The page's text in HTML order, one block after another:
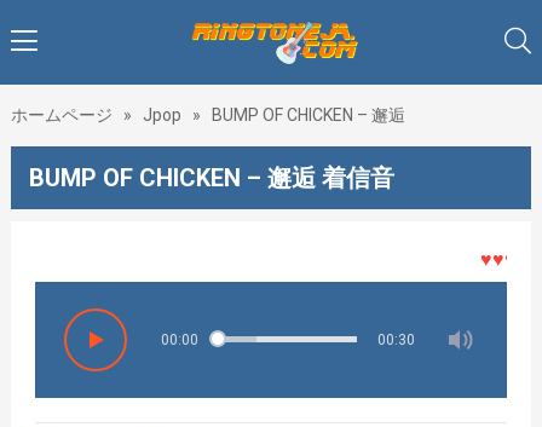
ホームページ » Jpop » BUMP OF CHICKEN – 邂逅
BUMP OF CHICKEN – 邂逅 着信音
♥♥♥着メ
00:00 00:30